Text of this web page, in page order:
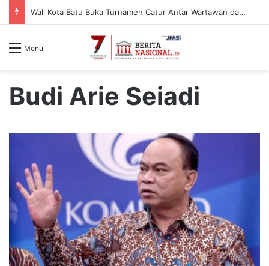
Wali Kota Batu Buka Turnamen Catur Antar Wartawan dan Instansi
Menu
Budi Arie Seiadi